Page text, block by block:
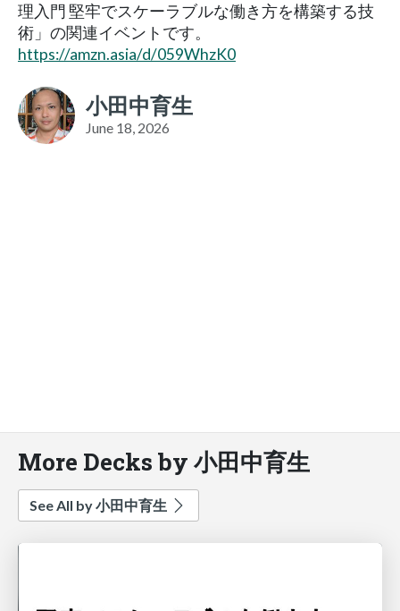
理入門 堅牢でスケーラブルな働き方を構築する技
術」の関連イベントです。
https://amzn.asia/d/059WhzK0
小田中育生
June 18, 2026
More Decks by 小田中育生
See All by 小田中育生